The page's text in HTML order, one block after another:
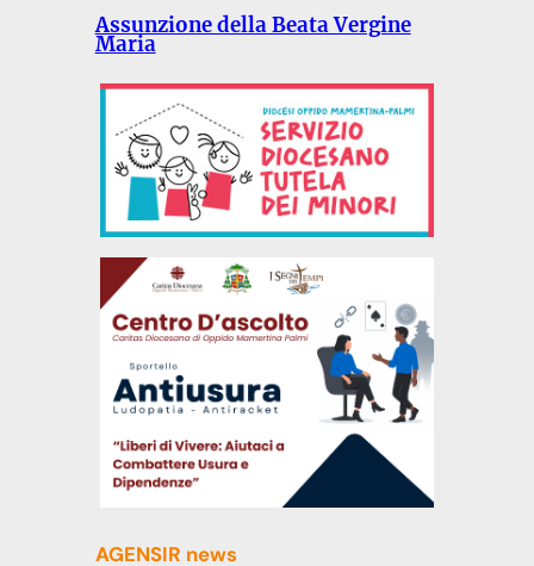
Assunzione della Beata Vergine
Maria
AGENSIR news